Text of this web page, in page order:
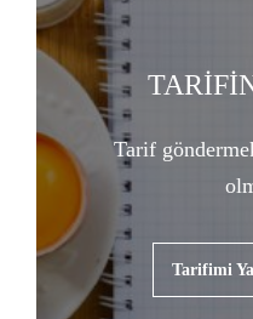
Tarif
Tarifimi